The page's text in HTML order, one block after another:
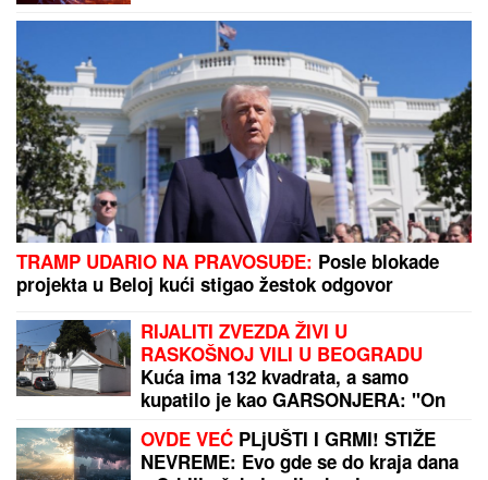
TRAMP UDARIO NA PRAVOSUĐE: Posle blokade
projekta u Beloj kući stigao žestok odgovor
RIJALITI ZVEZDA ŽIVI U
RASKOŠNOJ VILI U BEOGRADU
Kuća ima 132 kvadrata, a samo
kupatilo je kao GARSONJERA: "On
je jedini naslednik"
OVDE VEĆ PLjUŠTI I GRMI! STIŽE
NEVREME: Evo gde se do kraja dana